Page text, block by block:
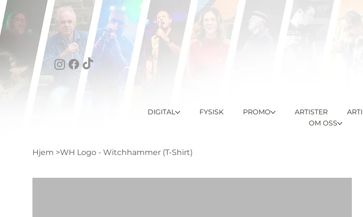
DIGITAL FYSISK PROMO ARTISTER
OM OSS
Hjem >WH Logo - Witchhammer (T-Shirt)